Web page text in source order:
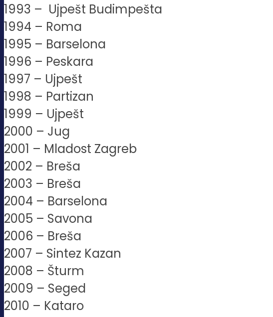
1993 – Ujpešt Budimpešta
1994 – Roma
1995 – Barselona
1996 – Peskara
1997 – Ujpešt
1998 – Partizan
1999 – Ujpešt
2000 – Jug
2001 – Mladost Zagreb
2002 – Breša
2003 – Breša
2004 – Barselona
2005 – Savona
2006 – Breša
2007 – Sintez Kazan
2008 – Šturm
2009 – Seged
2010 – Kataro